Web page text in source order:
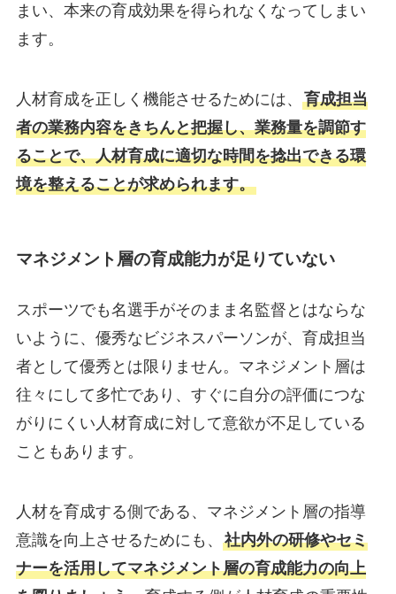
まい、本来の育成効果を得られなくなってしまい
ます。
人材育成を正しく機能させるためには、 育成担当
者の業務内容をきちんと把握し、業務量を調節す
ることで、人材育成に適切な時間を捻出できる環
境を整えることが求められます。
マネジメント層の育成能力が足りていない
スポーツでも名選手がそのまま名監督とはならな
いように、優秀なビジネスパーソンが、育成担当
者として優秀とは限りません。マネジメント層は
往々にして多忙であり、すぐに自分の評価につな
がりにくい人材育成に対して意欲が不足している
こともあります。
人材を育成する側である、マネジメント層の指導
意識を向上させるためにも、 社内外の研修やセミ
ナーを活用してマネジメント層の育成能力の向上